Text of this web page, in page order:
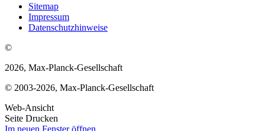
Sitemap
Impressum
Datenschutzhinweise
©
2026, Max-Planck-Gesellschaft
© 2003-2026, Max-Planck-Gesellschaft
Web-Ansicht
Seite Drucken
Im neuen Fenster öffnen